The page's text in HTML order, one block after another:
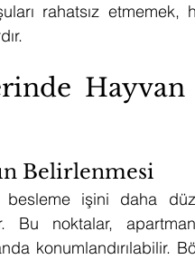
rahatsız etmemek,
Hayvan
Belirlenmesi
besleme işini daha
Bu noktalar,
konumlandırılabilir.